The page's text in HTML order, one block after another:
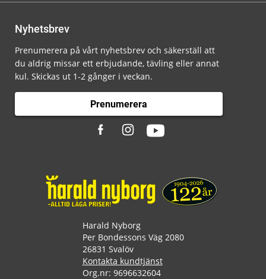
Nyhetsbrev
Prenumerera på vårt nyhetsbrev och säkerställ att
du aldrig missar ett erbjudande, tävling eller annat
kul. Skickas ut 1-2 gånger i veckan.
Prenumerera
Harald Nyborg
Per Bondessons Väg 2080
26831 Svalöv
Kontakta kundtjänst
Org.nr: 9696632604